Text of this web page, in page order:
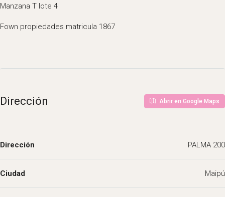
Manzana T lote 4
Fown propiedades matricula 1867
Dirección Abrir en Google Maps
Dirección PALMA 200
Ciudad Maipú